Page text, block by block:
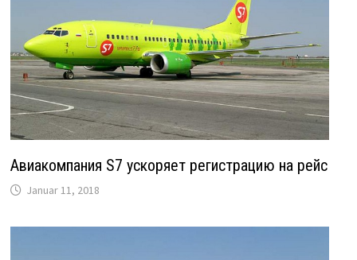
Авиакомпания S7 ускоряет регистрацию на рейс
Januar 11, 2018